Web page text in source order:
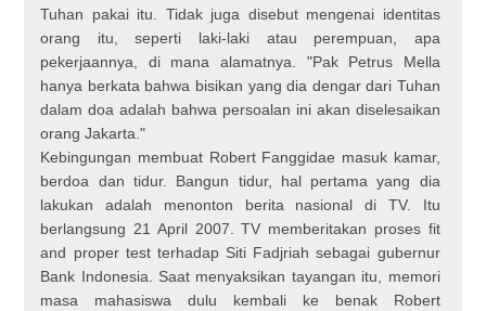
Tuhan pakai itu. Tidak juga disebut mengenai identitas
orang itu, seperti laki-laki atau perempuan, apa
pekerjaannya, di mana alamatnya. "Pak Petrus Mella
hanya berkata bahwa bisikan yang dia dengar dari Tuhan
dalam doa adalah bahwa persoalan ini akan diselesaikan
orang Jakarta."
Kebingungan membuat Robert Fanggidae masuk kamar,
berdoa dan tidur. Bangun tidur, hal pertama yang dia
lakukan adalah menonton berita nasional di TV. Itu
berlangsung 21 April 2007. TV memberitakan proses fit
and proper test terhadap Siti Fadjriah sebagai gubernur
Bank Indonesia. Saat menyaksikan tayangan itu, memori
masa mahasiswa dulu kembali ke benak Robert